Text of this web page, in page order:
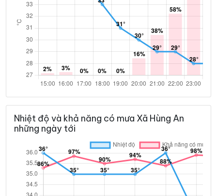
Nhiệt độ và khả năng có mưa Xã Hùng An
những ngày tới